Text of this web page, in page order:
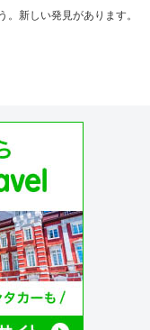
新しい発見があります。